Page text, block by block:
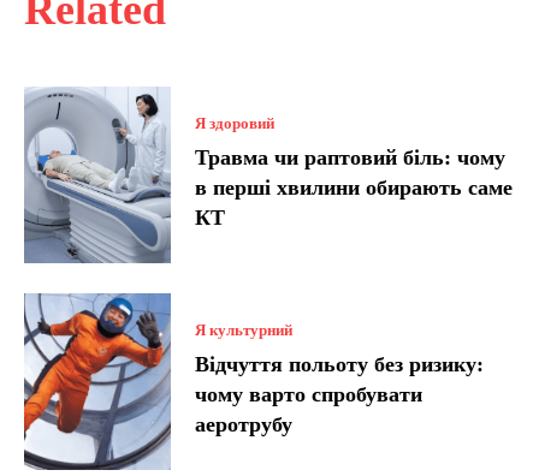
Related
Я здоровий
Травма чи раптовий біль: чому
в перші хвилини обирають саме
КТ
Я культурний
Відчуття польоту без ризику:
чому варто спробувати
аеротрубу